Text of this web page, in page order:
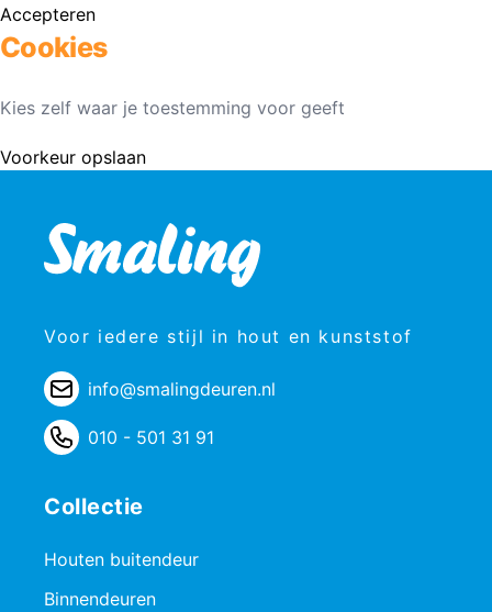
Accepteren
Cookies
Kies zelf waar je toestemming voor geeft
Voorkeur opslaan
Voor iedere stijl in hout en kunststof
info@smalingdeuren.nl
010 - 501 31 91
Collectie
Houten buitendeur
Binnendeuren